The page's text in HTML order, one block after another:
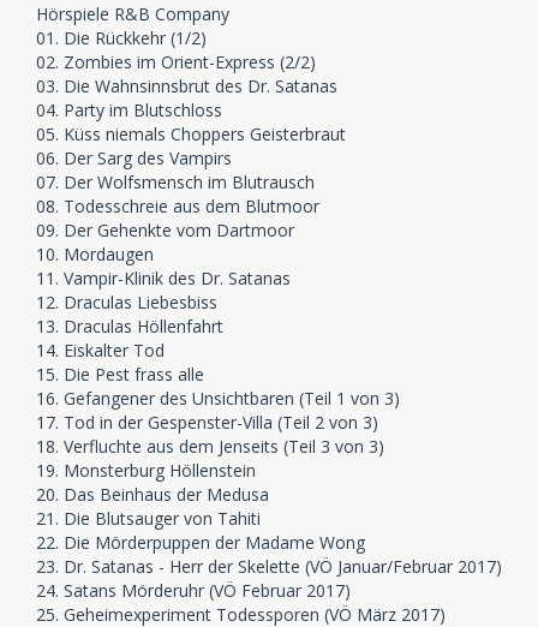
Hörspiele R&B Company
01. Die Rückkehr (1/2)
02. Zombies im Orient-Express (2/2)
03. Die Wahnsinnsbrut des Dr. Satanas
04. Party im Blutschloss
05. Küss niemals Choppers Geisterbraut
06. Der Sarg des Vampirs
07. Der Wolfsmensch im Blutrausch
08. Todesschreie aus dem Blutmoor
09. Der Gehenkte vom Dartmoor
10. Mordaugen
11. Vampir-Klinik des Dr. Satanas
12. Draculas Liebesbiss
13. Draculas Höllenfahrt
14. Eiskalter Tod
15. Die Pest frass alle
16. Gefangener des Unsichtbaren (Teil 1 von 3)
17. Tod in der Gespenster-Villa (Teil 2 von 3)
18. Verfluchte aus dem Jenseits (Teil 3 von 3)
19. Monsterburg Höllenstein
20. Das Beinhaus der Medusa
21. Die Blutsauger von Tahiti
22. Die Mörderpuppen der Madame Wong
23. Dr. Satanas - Herr der Skelette (VÖ Januar/Februar 2017)
24. Satans Mörderuhr (VÖ Februar 2017)
25. Geheimexperiment Todessporen (VÖ März 2017)